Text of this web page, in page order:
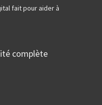
fait pour aider à
complète